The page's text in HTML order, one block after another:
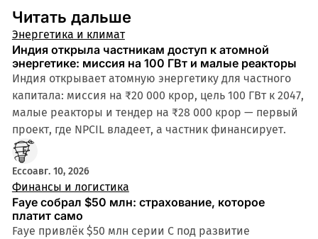
Читать дальше
Энергетика и климат
Индия открыла частникам доступ к атомной
энергетике: миссия на 100 ГВт и малые реакторы
Индия открывает атомную энергетику для частного
капитала: миссия на ₹20 000 крор, цель 100 ГВт к 2047,
малые реакторы и тендер на ₹28 000 крор — первый
проект, где NPCIL владеет, а частник финансирует.
Eccoавг. 10, 2026
Финансы и логистика
Faye собрал $50 млн: страхование, которое
платит само
Faye привлёк $50 млн серии C под развитие